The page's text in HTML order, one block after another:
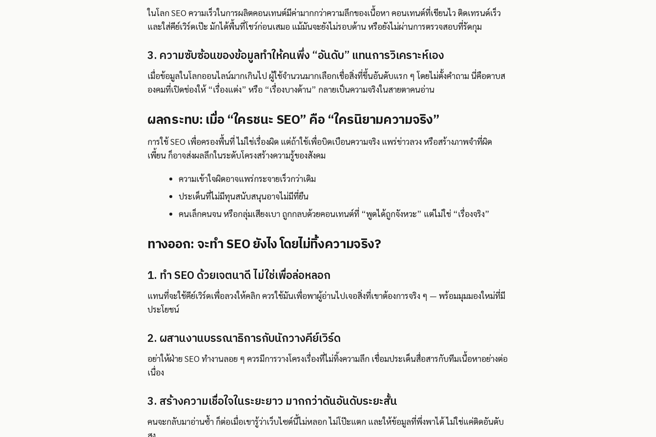
ในโลก SEO ความเร็วในการผลิตคอนเทนต์มีค่ามากกว่าความลึกของเนื้อหา คอนเทนต์ที่เขียนไว ติดเทรนด์เร็ว
และใส่คีย์เวิร์ดเป๊ะ มักได้พื้นที่โชว์ก่อนเสมอ แม้มันจะยังไม่รอบด้าน หรือยังไม่ผ่านการตรวจสอบที่รัดกุม
3. ความซับซ้อนของข้อมูลทำให้คนพึ่ง “อันดับ” แทนการวิเคราะห์เอง
เมื่อข้อมูลในโลกออนไลน์มากเกินไป ผู้ใช้จำนวนมากเลือกเชื่อสิ่งที่ขึ้นอันดับแรก ๆ โดยไม่ตั้งคำถาม นี่คือดาบส
องคมที่เปิดช่องให้ “เรื่องแต่ง” หรือ “เรื่องบางด้าน” กลายเป็นความจริงในสายตาคนอ่าน
ผลกระทบ: เมื่อ “ใครชนะ SEO” คือ “ใครนิยามความจริง”
การใช้ SEO เพื่อครองพื้นที่ ไม่ใช่เรื่องผิด แต่ถ้าใช้เพื่อบิดเบือนความจริง แพร่ข่าวลวง หรือสร้างภาพจำที่ผิด
เพี้ยน ก็อาจส่งผลลึกในระดับโครงสร้างความรู้ของสังคม
ความเข้าใจผิดอาจแพร่กระจายเร็วกว่าเดิม
ประเด็นที่ไม่มีทุนสนับสนุนอาจไม่มีที่ยืน
คนเล็กคนจน หรือกลุ่มเสียงเบา ถูกกลบด้วยคอนเทนต์ที่ “พูดได้ถูกจังหวะ” แต่ไม่ใช่ “เรื่องจริง”
ทางออก: จะทำ SEO ยังไง โดยไม่ทิ้งความจริง?
1. ทำ SEO ด้วยเจตนาดี ไม่ใช่เพื่อล่อหลอก
แทนที่จะใช้คีย์เวิร์ดเพื่อลวงให้คลิก ควรใช้มันเพื่อพาผู้อ่านไปเจอสิ่งที่เขาต้องการจริง ๆ — พร้อมมุมมองใหม่ที่มี
ประโยชน์
2. ผสานงานบรรณาธิการกับนักวางคีย์เวิร์ด
อย่าให้ฝ่าย SEO ทำงานลอย ๆ ควรมีการวางโครงเรื่องที่ไม่ทิ้งความลึก เชื่อมประเด็นสื่อสารกับทีมเนื้อหาอย่างต่อ
เนื่อง
3. สร้างความเชื่อใจในระยะยาว มากกว่าดันอันดับระยะสั้น
คนจะกลับมาอ่านซ้ำ ก็ต่อเมื่อเขารู้ว่าเว็บไซต์นี้ไม่หลอก ไม่โป๊ะแตก และให้ข้อมูลที่พึ่งพาได้ ไม่ใช่แค่ติดอันดับ